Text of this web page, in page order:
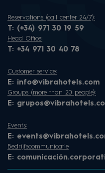
Reservations (call center 24/7):
T: (+34) 971 30 19 59
Head Office:
T: +34 971 30 40 78
Customer service:
E: info@vibrahotels.com
Groups (more than 20 people):
E:
Events:
E:
Bedrijfscommunicatie
E: